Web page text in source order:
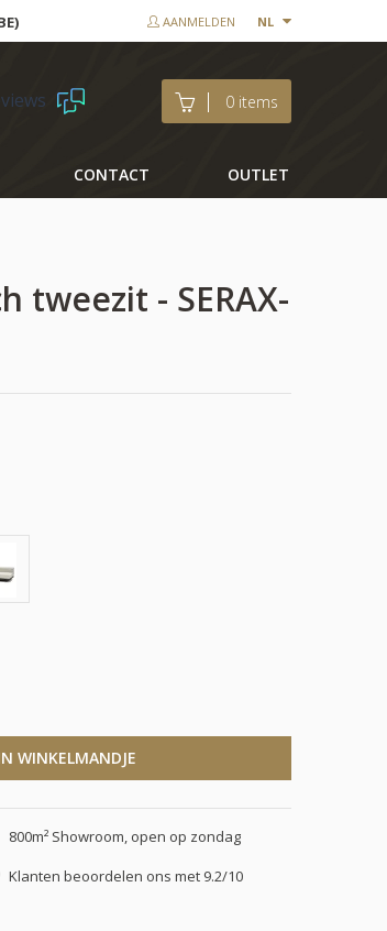
AANMELDEN NL
0 items
CONTACT OUTLET
tweezit - SERAX-
WINKELMANDJE
800m² Showroom, open op zondag
Klanten beoordelen ons met 9.2/10